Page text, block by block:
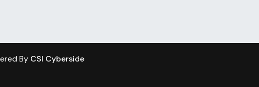
By CSI Cyberside